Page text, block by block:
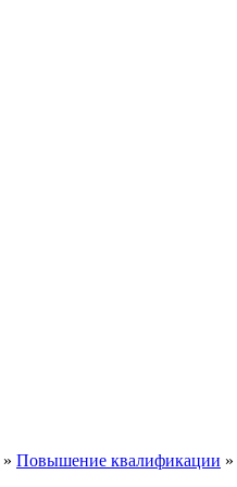
» Повышение квалификации »